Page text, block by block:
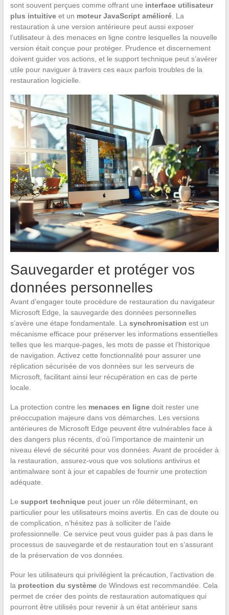
sont souvent perçues comme offrant une interface utilisateur
plus intuitiveet un moteur JavaScript amélioré. La
restauration à une version antérieure peut aussi exposer
l’utilisateur à des menaces en ligne contre lesquelles la nouvelle
version était conçue pour protéger. Prudence et discernement
doivent guider vos actions, et le support technique peut s’avérer
utile pour naviguer à travers ces eaux parfois troubles de la
restauration logicielle.
Sauvegarder et protéger vos
données personnelles
Avant d’engager toute procédure de restauration du navigateur
Microsoft Edge, la sauvegarde des données personnelles
s’avère une étape fondamentale. La synchronisation est un
mécanisme efficace pour préserver les informations essentielles
telles que les marque-pages, les mots de passe et l’historique
de navigation. Activez cette fonctionnalité pour assurer une
réplication sécurisée de vos données sur les serveurs de
Microsoft, facilitant ainsi leur récupération en cas de perte
locale.
La protection contre les menaces en lignedoit rester une
préoccupation majeure dans vos démarches. Les versions
antérieures de Microsoft Edge peuvent être vulnérables face à
des dangers plus récents, d’où l’importance de maintenir un
niveau élevé de sécurité pour vos données. Avant de procéder à
la restauration, assurez-vous que vos solutions antivirus et
antimalware sont à jour et capables de fournir une protection
adéquate.
Le support techniquepeut jouer un rôle déterminant, en
particulier pour les utilisateurs moins avertis. En cas de doute ou
de complication, n’hésitez pas à solliciter de l’aide
professionnelle. Ce service peut vous guider pas à pas dans le
processus de sauvegarde et de restauration tout en s’assurant
de la préservation de vos données.
Pour les utilisateurs qui privilégient la précaution, l’activation de
la protection du systèmede Windows est recommandée. Cela
permet de créer des points de restauration automatiques qui
pourront être utilisés pour revenir à un état antérieur sans